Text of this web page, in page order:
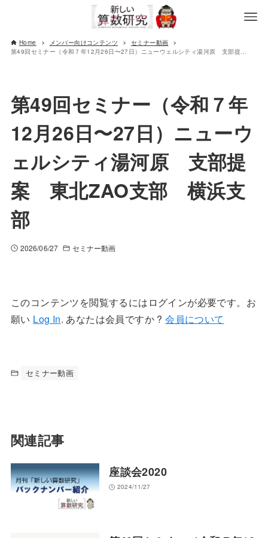
Home メンバー向けコンテンツ
セミナー動画
第49回セミナー（令和７年12月26日〜27日）ニューウェルシティ湯河原 支部提案 東北ZAO支部 横浜支部
第49回セミナー（令和７年
12月26日〜27日）ニューウ
ェルシティ湯河原 支部提
案 東北ZAO支部 横浜支
部
2026/06/27 セミナー動画
このコンテンツを閲覧するにはログインが必要です。お
願い Log In. あなたは会員ですか ?会員について
セミナー動画
関連記事
座談会2020
2024/11/27